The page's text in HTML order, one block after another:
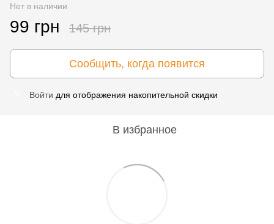
Нет в наличии
99 грн 145 грн
Сообщить, когда появится
Войти для отображения накопительной скидки
В избранное